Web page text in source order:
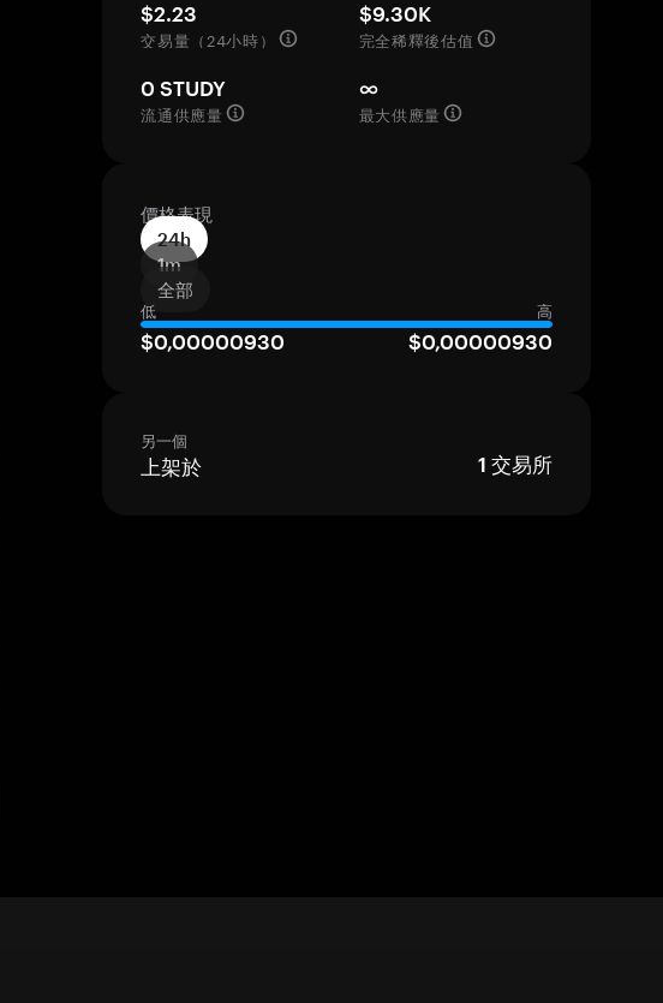
$2.23
交易量（24小時）
$9.30K
完全稀釋後估值
0 STUDY
流通供應量
∞
最大供應量
價格表現
24h
1m
全部
低 高
$0,00000930 $0,00000930
另一個
上架於 1 交易所